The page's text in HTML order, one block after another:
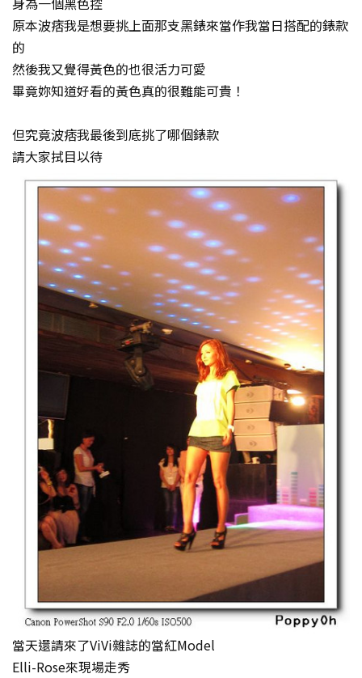
原本波痞我是想要挑上面那支黑錶來當作我當日搭配的錶款
的
然後我又覺得黃色的也很活力可愛
畢竟妳知道好看的黃色真的很難能可貴！
但究竟波痞我最後到底挑了哪個錶款
請大家拭目以待
當天還請來了ViVi雜誌的當紅Model
Elli-Rose來現場走秀